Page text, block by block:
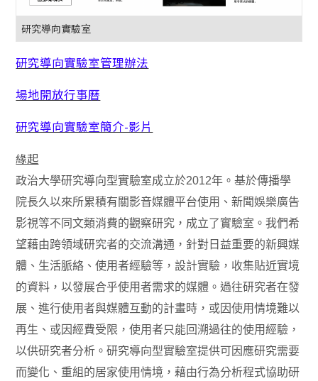
研究導向實驗室
研究導向實驗室管理辦法
場地開放行事曆
研究導向實驗室簡介-影片
緣起
政治大學研究導向型實驗室成立於2012年。基於傳播學
院長久以來所累積有關影音媒體平台使用、新聞娛樂廣告
影視等不同文類消費的觀察研究，成立了實驗室。我們希
望藉由跨領域研究者的交流溝通，針對日益重要的新興媒
體、生活脈絡、使用者經驗等，設計實驗，收集貼近實境
的資料，以發展合乎使用者需求的媒體。過往研究者在發
展、進行使用者與媒體互動的計畫時，或因使用情境難以
再生、或因經費受限，使用者只能回溯過往的使用經驗，
以供研究者分析。研究導向型實驗室提供可因應研究需要
而變化、重組的居家使用情境，藉由行為分析程式協助研